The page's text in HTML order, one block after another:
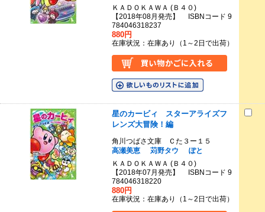
ＫＡＤＯＫＡＷＡ (Ｂ４０)
【2018年08月発売】 ISBNコード 9
784046318237
880円
在庫状況：在庫あり（1～2日で出荷）
星のカービィ スターアライズフ
レンズ大冒険！編
角川つばさ文庫 Ｃた３ー１５
高瀬美恵
苅野タウ
ぽと
ＫＡＤＯＫＡＷＡ (Ｂ４０)
【2018年07月発売】 ISBNコード 9
784046318220
880円
在庫状況：在庫あり（1～2日で出荷）